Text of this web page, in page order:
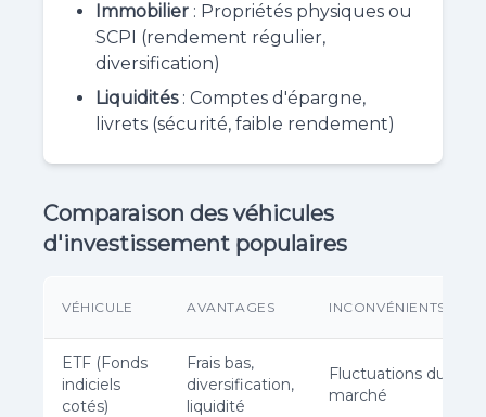
Immobilier : Propriétés physiques ou
SCPI (rendement régulier,
diversification)
Liquidités: Comptes d'épargne,
livrets (sécurité, faible rendement)
Comparaison des véhicules
d'investissement populaires
VÉHICULE AVANTAGES INCONVÉNIENTS
ETF (Fonds
indiciels
cotés)
Frais bas,
diversification,
liquidité
Fluctuations du
marché